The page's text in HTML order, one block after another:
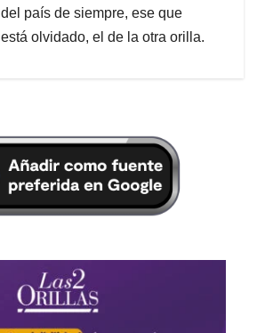
del país de siempre, ese que
está olvidado, el de la otra orilla.